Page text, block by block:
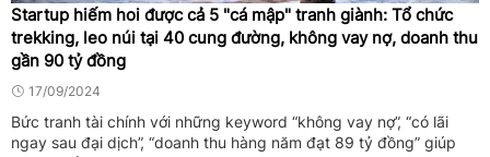
Startup hiếm hoi được cả 5 "cá mập" tranh giành: Tổ chức
trekking, leo núi tại 40 cung đường, không vay nợ, doanh thu
gần 90 tỷ đồng
17/09/2024
Bức tranh tài chính với những keyword “không vay nợ”, “có lãi
ngay sau đại dịch”, “doanh thu hàng năm đạt 89 tỷ đồng” giúp